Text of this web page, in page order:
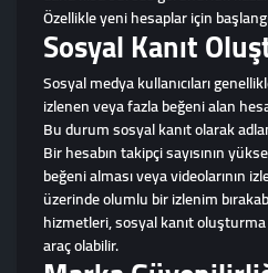
Özellikle yeni hesaplar için
Sosyal Kanıt
Sosyal medya kullanıcıları
izlenen veya fazla beğeni alan
Bu durum sosyal kanıt olarak
Bir hesabın takipçi sayısının
beğeni alması veya videolarının
üzerinde olumlu bir izlenim
hizmetleri, sosyal kanıt
araç olabilir.